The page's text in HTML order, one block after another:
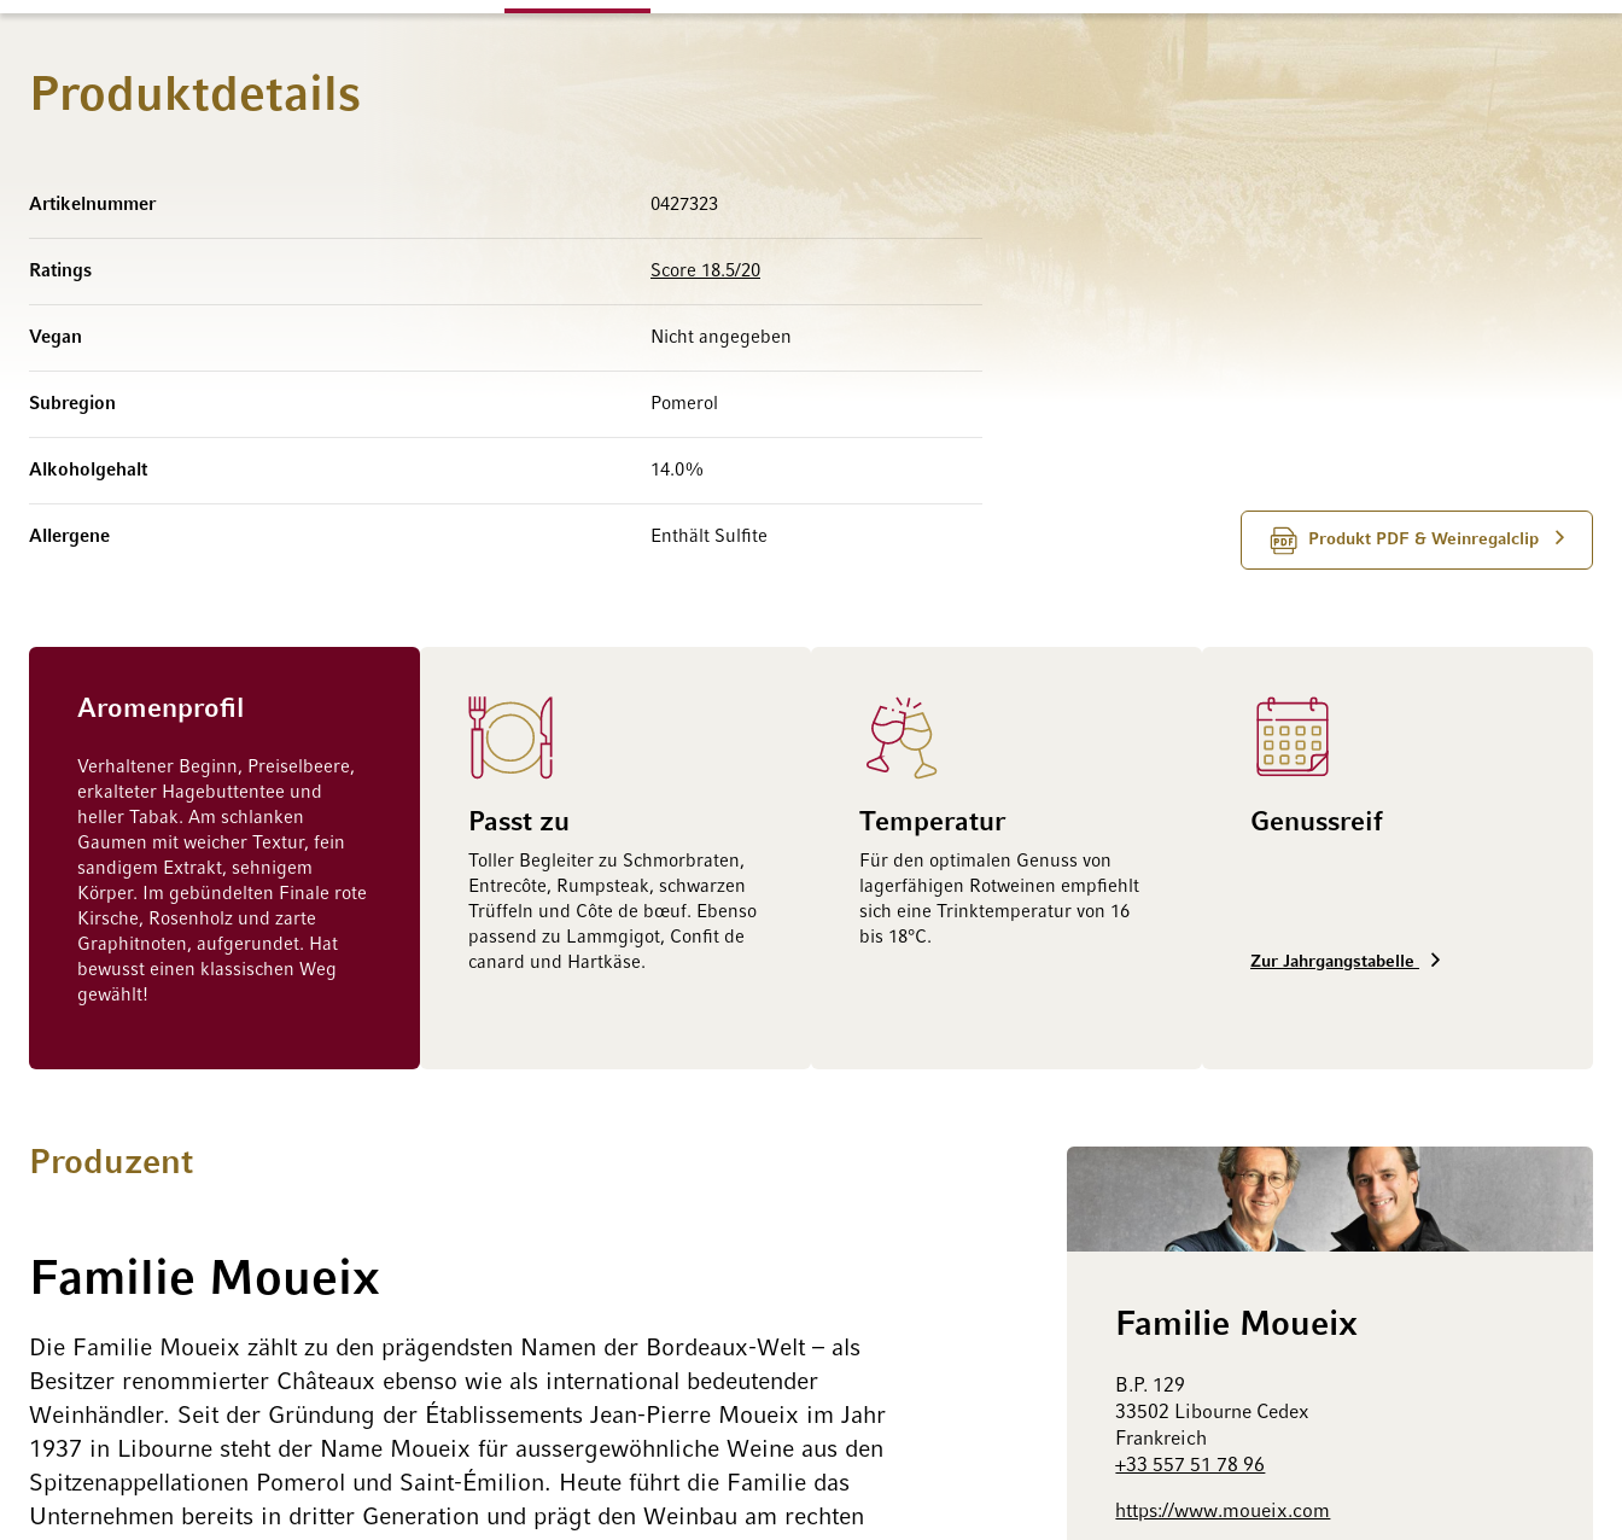
Produktdetails
Produkt PDF & Weinregalclip
Artikelnummer 0427323
Ratings Score 18.5/20
Vegan Nicht angegeben
Subregion Pomerol
Alkoholgehalt 14.0%
Allergene Enthält Sulfite
Aromenprofil
Verhaltener Beginn, Preiselbeere,
erkalteter Hagebuttentee und
heller Tabak. Am schlanken
Gaumen mit weicher Textur, fein
sandigem Extrakt, sehnigem
Körper. Im gebündelten Finale rote
Kirsche, Rosenholz und zarte
Graphitnoten, aufgerundet. Hat
bewusst einen klassischen Weg
gewählt!
Passt zu
Toller Begleiter zu Schmorbraten,
Entrecôte, Rumpsteak, schwarzen
Trüffeln und Côte de bœuf. Ebenso
passend zu Lammgigot, Confit de
canard und Hartkäse.
Temperatur
Für den optimalen Genuss von
lagerfähigen Rotweinen empfiehlt
sich eine Trinktemperatur von 16
bis 18°C.
Genussreif
Zur Jahrgangstabelle
Familie Moueix
B.P. 129
33502 Libourne Cedex
Frankreich
+33 557 51 78 96
https://www.moueix.com
Produzent
Familie Moueix
Die Familie Moueix zählt zu den prägendsten Namen der Bordeaux-Welt – als
Besitzer renommierter Châteaux ebenso wie als international bedeutender
Weinhändler. Seit der Gründung der Établissements Jean-Pierre Moueix im Jahr
1937 in Libourne steht der Name Moueix für aussergewöhnliche Weine aus den
Spitzenappellationen Pomerol und Saint-Émilion. Heute führt die Familie das
Unternehmen bereits in dritter Generation und prägt den Weinbau am rechten